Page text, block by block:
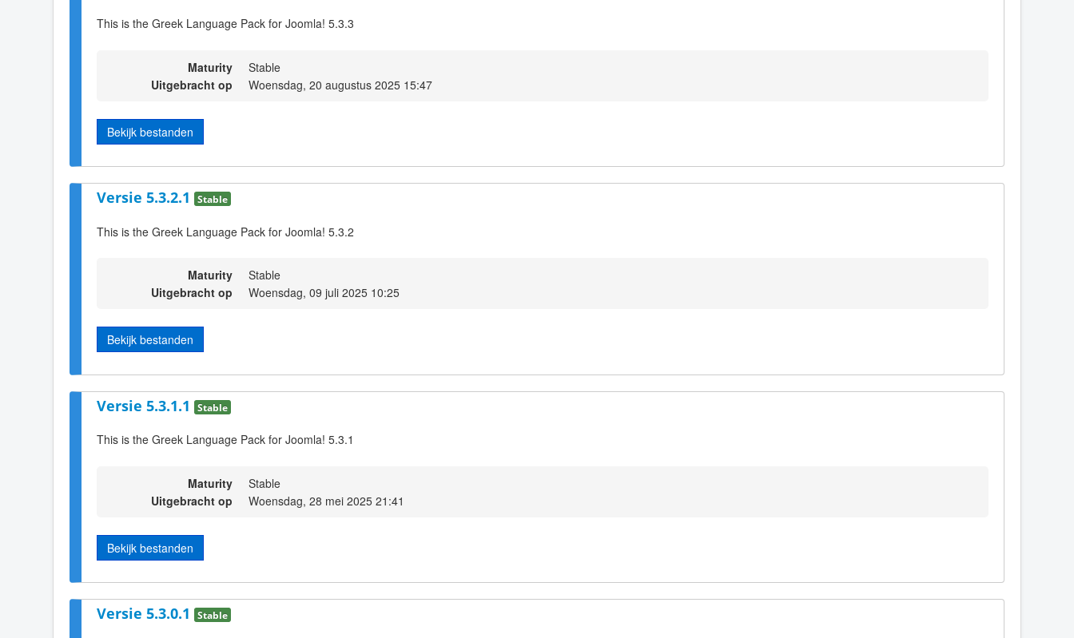
This is the Greek Language Pack for Joomla! 5.3.3
Maturity
Stable
Uitgebracht op
Woensdag, 20 augustus 2025 15:47
Bekijk bestanden
Versie 5.3.2.1 Stable
This is the Greek Language Pack for Joomla! 5.3.2
Maturity
Stable
Uitgebracht op
Woensdag, 09 juli 2025 10:25
Bekijk bestanden
Versie 5.3.1.1 Stable
This is the Greek Language Pack for Joomla! 5.3.1
Maturity
Stable
Uitgebracht op
Woensdag, 28 mei 2025 21:41
Bekijk bestanden
Versie 5.3.0.1 Stable